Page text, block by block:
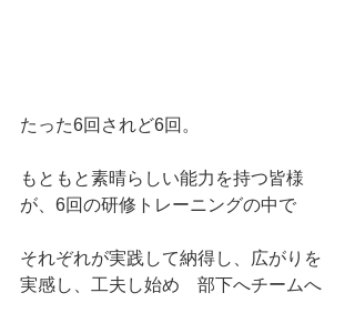
たった6回されど6回。
もともと素晴らしい能力を持つ皆様
が、6回の研修トレーニングの中で
それぞれが実践して納得し、広がりを
実感し、工夫し始め　部下へチームへ